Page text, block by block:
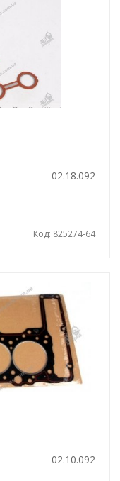
02.18.092
Код: 825274-64
02.10.092